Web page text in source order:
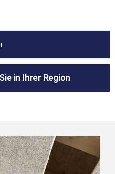
in Ihrer Region